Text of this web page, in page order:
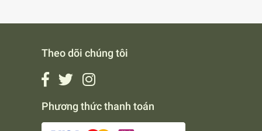
Theo dõi chúng tôi
Phương thức thanh toán